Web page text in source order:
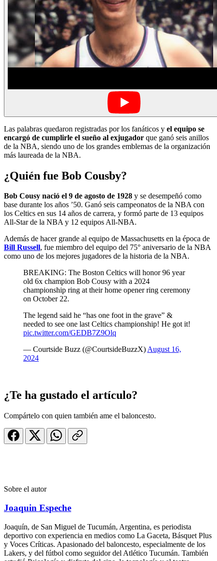
Las palabras quedaron registradas por los fanáticos y el equipo se
encargó de cumplirle el sueño al exjugador que ganó seis anillos
de la NBA, siendo uno de los grandes emblemas de la organización
más laureada de la NBA.
¿Quién fue Bob Cousby?
Bob Cousy nació el 9 de agosto de 1928 y se desempeñó como
base durante los años ’50. Ganó seis campeonatos de la NBA con
los Celtics en sus 14 años de carrera, y formó parte de 13 equipos
All-Star de la NBA y 12 equipos All-NBA.
Además de hacer grande al equipo de Massachusetts en la época de
Bill Russell, fue miembro del equipo del 75° aniversario de la NBA
como uno de los mejores jugadores de la historia de la NBA.
BREAKING: The Boston Celtics will honor 96 year
old 6x champion Bob Cousy with a 2024
championship ring at their home opener ring ceremony
on October 22.
The legend said he “has one foot in the grave” &
needed to see one last Celtics championship! He got it!
pic.twitter.com/GEDB7Z9Olq
— Courtside Buzz (@CourtsideBuzzX)August 16,
2024
¿Te ha gustado el artículo?
Compártelo con quien también ame el baloncesto.
Sobre el autor
Joaquin Espeche
Joaquín, de San Miguel de Tucumán, Argentina, es periodista
deportivo con experiencia en medios como La Gaceta, Básquet Plus
y Voces Críticas. Apasionado del baloncesto, especialmente de los
Lakers, y del fútbol como seguidor del Atlético Tucumán. También